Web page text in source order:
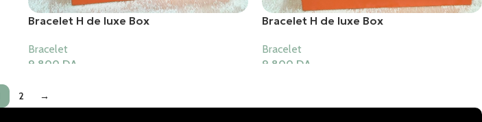
Bracelet H de luxe Box
Bracelet
9,800 DA
Bracelet H de luxe Box
Bracelet
9,800 DA
2 →